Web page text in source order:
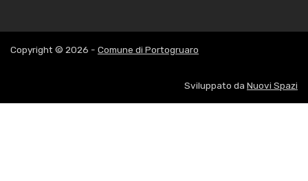
Copyright © 2026 - Comune di Portogruaro
Sviluppato da Nuovi Spazi